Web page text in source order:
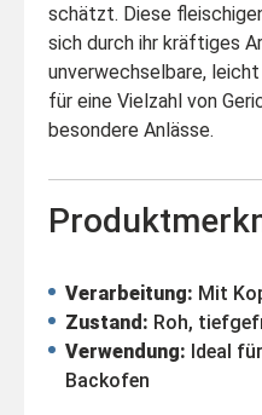
schätzt. Diese
sich durch ihr kräftiges
unverwechselbare,
für eine Vielzahl von
besondere Anlässe.
Verarbeitung: Mit
Zustand: Roh,
Verwendung: Ideal
Backofen